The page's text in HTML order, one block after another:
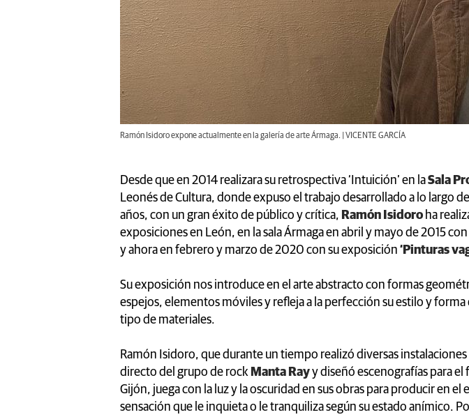
Ramón Isidoro expone actualmente en la galería de arte Ármaga. | VICENTE GARCÍA
Desde que en 2014 realizara su retrospectiva ‘Intuición’ en laSala
Leonés de Cultura, donde expuso el trabajo desarrollado a lo largo
años, con un gran éxito de público y crítica, Ramón Isidoro ha
exposiciones en León, en la sala Ármaga en abril y mayo de 2015 con
y ahora en febrero y marzo de 2020 con su exposición ‘Pinturas
Su exposición nos introduce en el arte abstracto con formas
espejos, elementos móviles y refleja a la perfección su estilo y
tipo de materiales.
Ramón Isidoro, que durante un tiempo realizó diversas
directo del grupo de rock Manta Rayy diseñó escenografías para el
Gijón, juega con la luz y la oscuridad en sus obras para producir en el
sensación que le inquieta o le tranquiliza según su estado anímico.